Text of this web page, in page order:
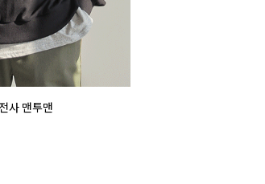
사 맨투맨